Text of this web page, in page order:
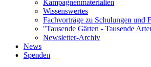
Kampagnenmaterialien
Wissenswertes
Fachvorträge zu Schulungen und
"Tausende Gärten - Tausende
Newsletter-Archiv
News
Spenden